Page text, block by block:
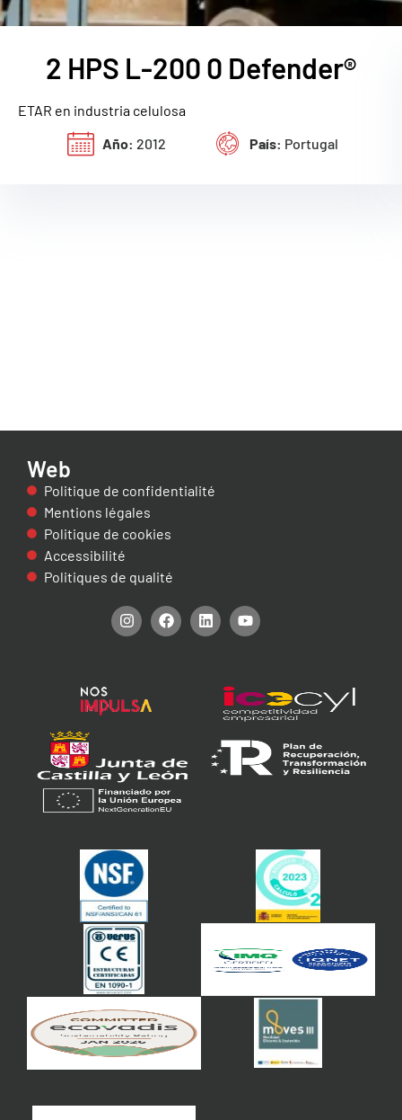
2 HPS L-200 0 Defender®
ETAR en industria celulosa
Año: 2012 País: Portugal
Web
Politique de confidentialité
Mentions légales
Politique de cookies
Accessibilité
Politiques de qualité